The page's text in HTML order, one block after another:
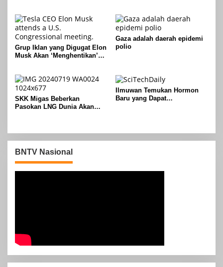
genosida di Gaza
Grup Iklan yang Digugat Elon
Musk Akan ‘Menghentikan’
Gaza adalah daerah epidemi
polio
SKK Migas Beberkan
Pasokan LNG Dunia Akan
Ilmuwan Temukan Hormon
Baru yang Dapat
BNTV Nasional